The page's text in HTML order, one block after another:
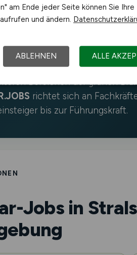
Stralsund ist die
in Mecklenburg-Vorpommern
Ackerbau
täglich aktualisierte
Tierhaltung,
Bereichen der grünen
richtet sich an
bis zur Führungskraft.
Jobs in
am Ende jeder Seite können Sie Ihre
und ändern.
ABLEHNEN ALLE